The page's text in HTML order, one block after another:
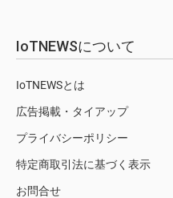
IoTNEWSについて
IoTNEWSとは
広告掲載・タイアップ
プライバシーポリシー
特定商取引法に基づく表示
お問合せ